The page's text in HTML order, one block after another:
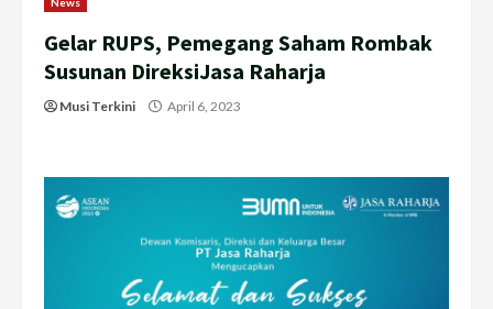
Gelar RUPS, Pemegang Saham Rombak
Susunan DireksiJasa Raharja
Musi Terkini April 6, 2023